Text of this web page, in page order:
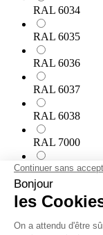
RAL 6034
RAL 6035
RAL 6036
RAL 6037
RAL 6038
RAL 7000
RAL 7001
RAL 7002
RAL 7003